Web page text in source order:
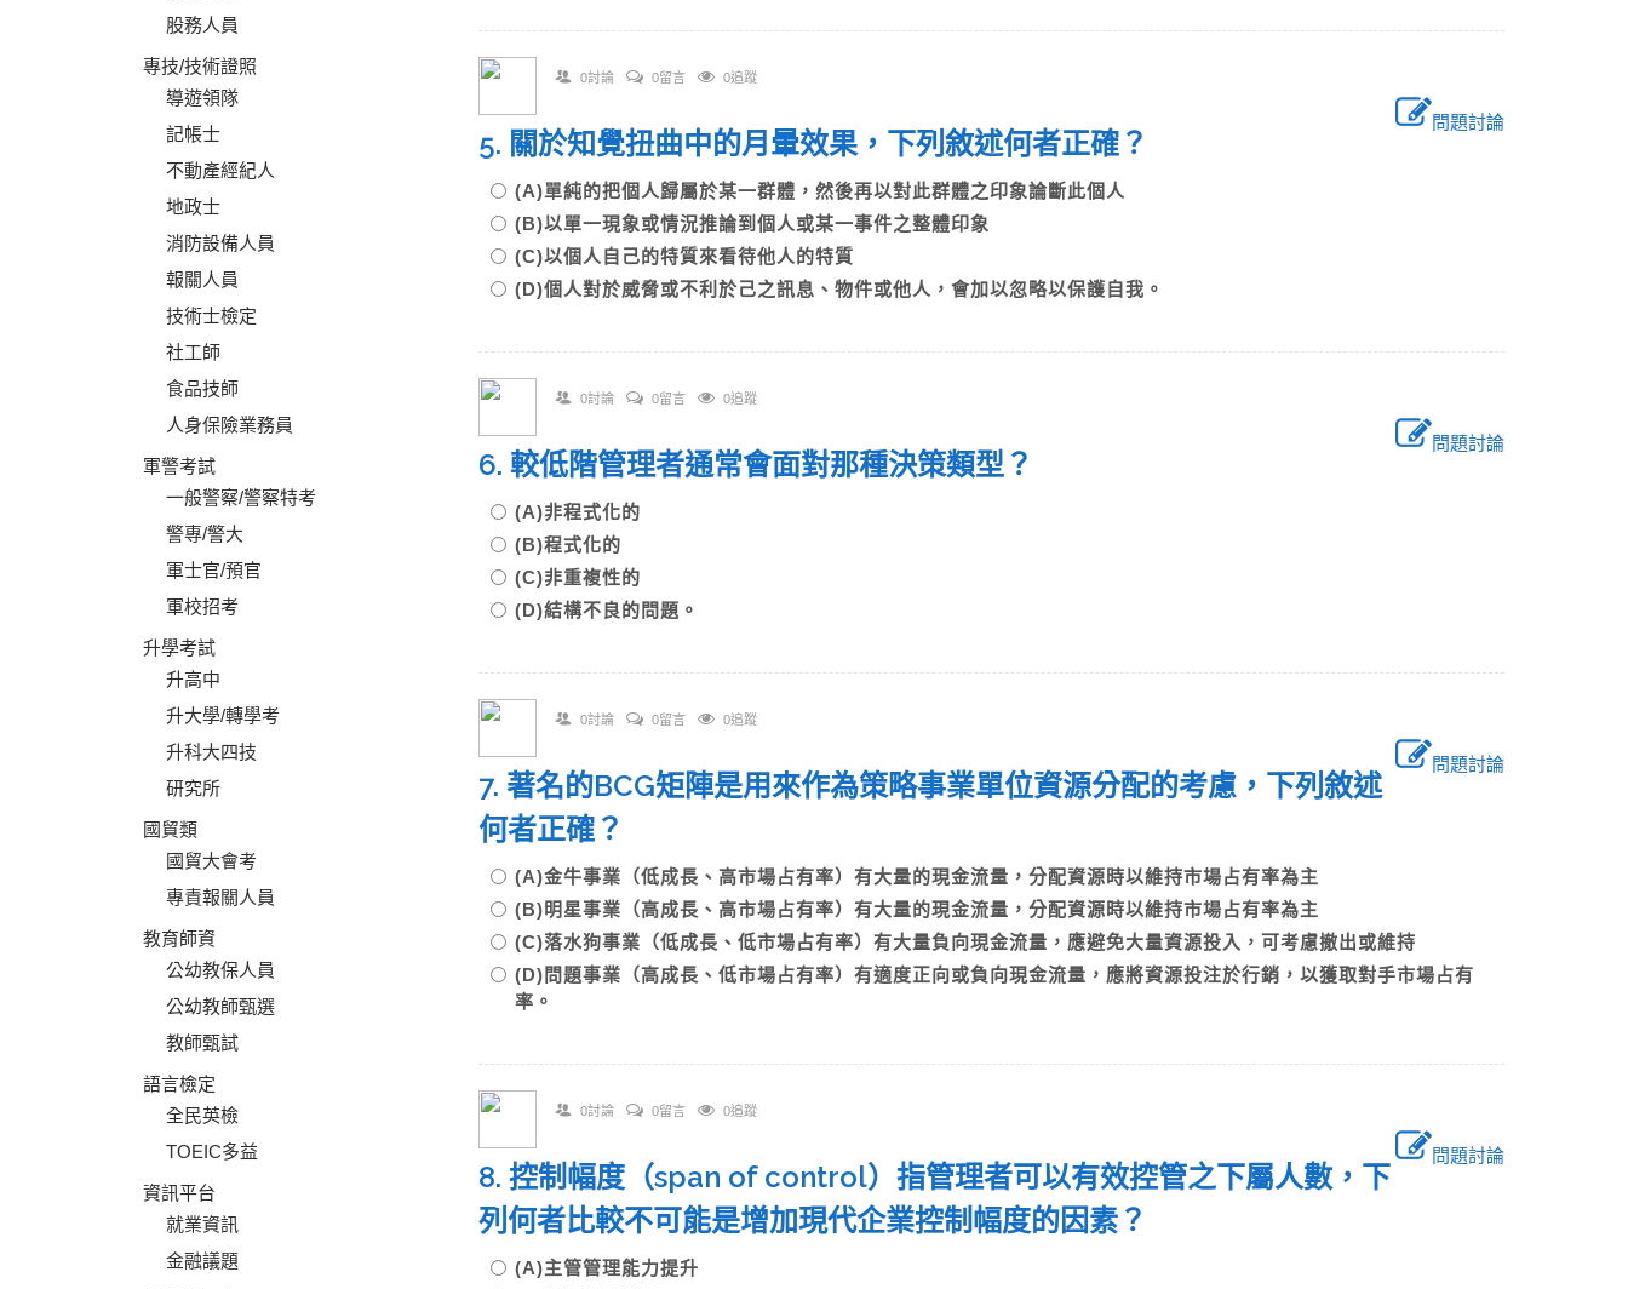
股務人員
專技/技術證照
導遊領隊
記帳士
不動產經紀人
地政士
消防設備人員
報關人員
技術士檢定
社工師
食品技師
人身保險業務員
軍警考試
一般警察/警察特考
警專/警大
軍士官/預官
軍校招考
升學考試
升高中
升大學/轉學考
升科大四技
研究所
國貿類
國貿大會考
專責報關人員
教育師資
公幼教保人員
公幼教師甄選
教師甄試
語言檢定
全民英檢
TOEIC多益
資訊平台
就業資訊
金融議題
0討論 0留言 0追蹤
問題討論
5. 關於知覺扭曲中的月暈效果，下列敘述何者正確？
(A)單純的把個人歸屬於某一群體，然後再以對此群體之印象論斷此個人
(B)以單一現象或情況推論到個人或某一事件之整體印象
(C)以個人自己的特質來看待他人的特質
(D)個人對於威脅或不利於己之訊息、物件或他人，會加以忽略以保護自我。
0討論 0留言 0追蹤
問題討論
6. 較低階管理者通常會面對那種決策類型？
(A)非程式化的
(B)程式化的
(C)非重複性的
(D)結構不良的問題。
0討論 0留言 0追蹤
問題討論
7. 著名的BCG矩陣是用來作為策略事業單位資源分配的考慮，下列敘述
何者正確？
(A)金牛事業（低成長、高市場占有率）有大量的現金流量，分配資源時以維持市場占有率為主
(B)明星事業（高成長、高市場占有率）有大量的現金流量，分配資源時以維持市場占有率為主
(C)落水狗事業（低成長、低市場占有率）有大量負向現金流量，應避免大量資源投入，可考慮撤出或維持
(D)問題事業（高成長、低市場占有率）有適度正向或負向現金流量，應將資源投注於行銷，以獲取對手市場占有
率。
0討論 0留言 0追蹤
問題討論
8. 控制幅度（span of control）指管理者可以有效控管之下屬人數，下
列何者比較不可能是增加現代企業控制幅度的因素？
(A)主管管理能力提升